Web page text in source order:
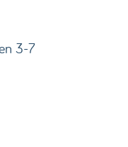
3-7